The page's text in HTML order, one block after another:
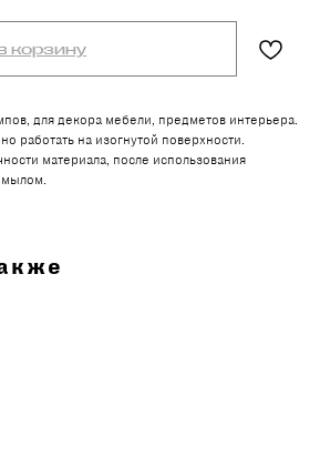
корзину
для декора мебели, предметов интерьера.
работать на изогнутой поверхности.
материала, после использования
мылом.